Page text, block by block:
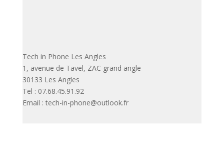
Tech in Phone Les Angles
1, avenue de Tavel, ZAC grand angle
30133 Les Angles
Tel : 07.68.45.91.92
Email : tech-in-phone@outlook.fr